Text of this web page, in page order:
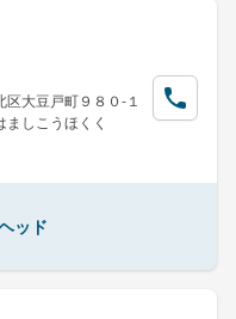
大豆戸町９８０-１
しこうほくく
ッド